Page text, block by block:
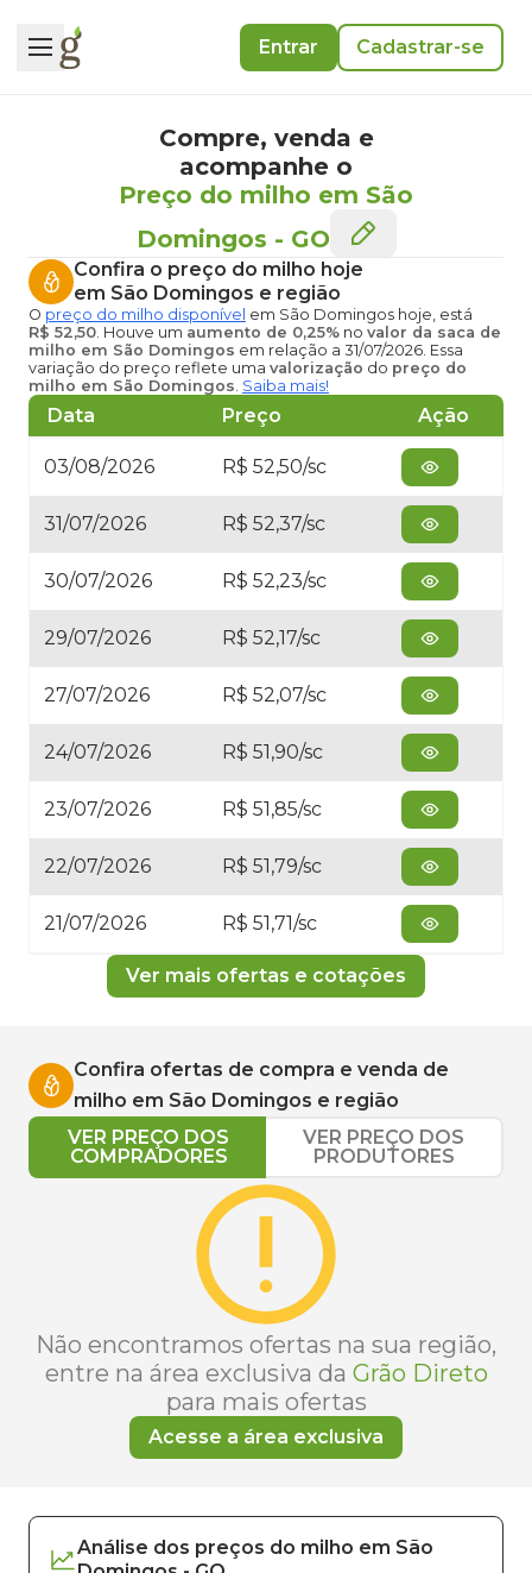
Entrar Cadastrar-se
Compre, venda e
acompanhe o
Preço do milho em São
Domingos - GO
Confira o preço do milho hoje
em São Domingos e região
O preço do milho disponível em São Domingos hoje, está
R$ 52,50. Houve um aumento de 0,25% no valor da saca de
milho em São Domingos em relação a 31/07/2026. Essa
variação do preço reflete uma valorização do preço do
milho em São Domingos. Saiba mais!
Data Preço Ação
03/08/2026 R$ 52,50/sc
31/07/2026 R$ 52,37/sc
30/07/2026 R$ 52,23/sc
29/07/2026 R$ 52,17/sc
27/07/2026 R$ 52,07/sc
24/07/2026 R$ 51,90/sc
23/07/2026 R$ 51,85/sc
22/07/2026 R$ 51,79/sc
21/07/2026 R$ 51,71/sc
Ver mais ofertas e cotações
Confira ofertas de compra e venda de
milho em São Domingos e região
VER PREÇO DOS
COMPRADORES
VER PREÇO DOS
PRODUTORES
Não encontramos ofertas na sua região,
entre na área exclusiva da Grão Direto
para mais ofertas
Acesse a área exclusiva
Análise dos preços do milho em São